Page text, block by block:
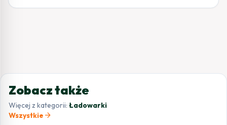
Zobacz także
Więcej z kategorii: Ładowarki
Wszystkie arrow_forward